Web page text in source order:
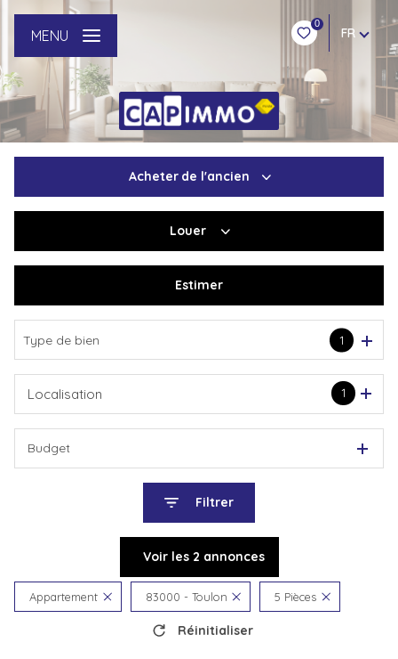
0
FR
MENU
Acheter de l'ancien
Louer
Estimer
Type de bien 1
1
Localisation
Budget
Filtrer
Voir les 2 annonces
Appartement 83000 - Toulon 5 Pièces
Réinitialiser